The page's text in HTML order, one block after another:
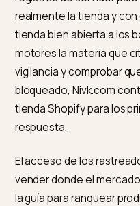
descrito enpor qué
El acceso,
schema
Abrir el acceso no
habilita. De nada
si el bot que debe
legible si el acceso